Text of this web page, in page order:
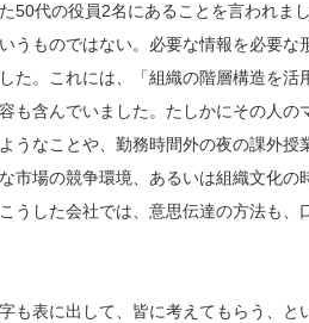
50代の役員2名にあることを言われま
うものではない。必要な情報を必要
た。これには、「組織の階層構造を
も含んでいました。たしかにその人
うなことや、勤務時間外の夜の課外
市場の競争環境、あるいは組織文化
うした会社では、意思伝達の方法も
も表に出して、皆に考えてもらう、と